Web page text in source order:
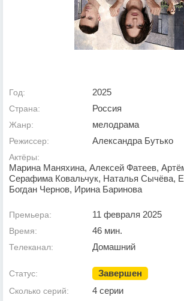
Год: 2025
Страна: Россия
Жанр: мелодрама
Режиссер: Александра Бутько
Актёры:
Марина Маняхина, Алексей Фатеев,
Серафима Ковальчук, Наталья Сычёва,
Богдан Чернов, Ирина Баринова
Премьера: 11 февраля 2025
Время: 46 мин.
Телеканал: Домашний
Статус: Завершен
Сколько серий: 4 серии